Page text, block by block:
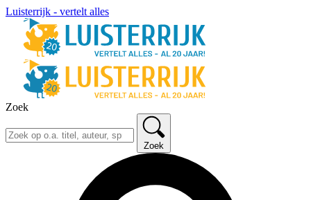
Luisterrijk - vertelt alles
Zoek
Zoek